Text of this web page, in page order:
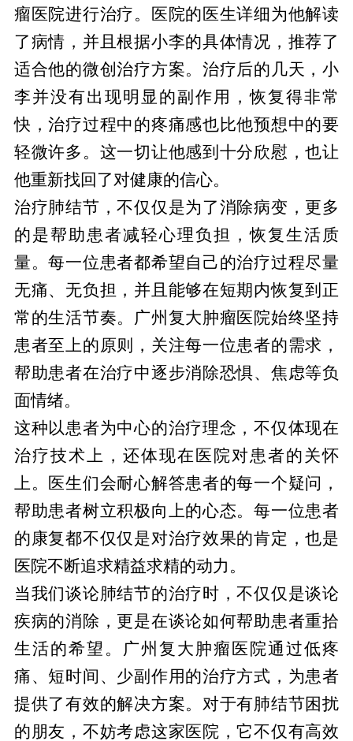
瘤医院进行治疗。医院的医生详细为他解读
了病情，并且根据小李的具体情况，推荐了
适合他的微创治疗方案。治疗后的几天，小
李并没有出现明显的副作用，恢复得非常
快，治疗过程中的疼痛感也比他预想中的要
轻微许多。这一切让他感到十分欣慰，也让
他重新找回了对健康的信心。
治疗肺结节，不仅仅是为了消除病变，更多
的是帮助患者减轻心理负担，恢复生活质
量。每一位患者都希望自己的治疗过程尽量
无痛、无负担，并且能够在短期内恢复到正
常的生活节奏。广州复大肿瘤医院始终坚持
患者至上的原则，关注每一位患者的需求，
帮助患者在治疗中逐步消除恐惧、焦虑等负
面情绪。
这种以患者为中心的治疗理念，不仅体现在
治疗技术上，还体现在医院对患者的关怀
上。医生们会耐心解答患者的每一个疑问，
帮助患者树立积极向上的心态。每一位患者
的康复都不仅仅是对治疗效果的肯定，也是
医院不断追求精益求精的动力。
当我们谈论肺结节的治疗时，不仅仅是谈论
疾病的消除，更是在谈论如何帮助患者重拾
生活的希望。广州复大肿瘤医院通过低疼
痛、短时间、少副作用的治疗方式，为患者
提供了有效的解决方案。对于有肺结节困扰
的朋友，不妨考虑这家医院，它不仅有高效